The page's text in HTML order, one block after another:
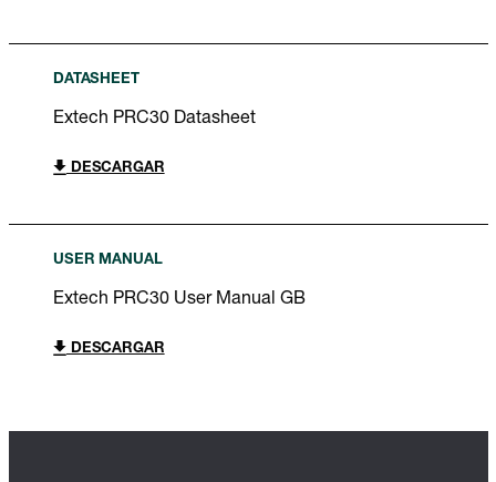
DATASHEET
Extech PRC30 Datasheet
DESCARGAR
USER MANUAL
Extech PRC30 User Manual GB
DESCARGAR